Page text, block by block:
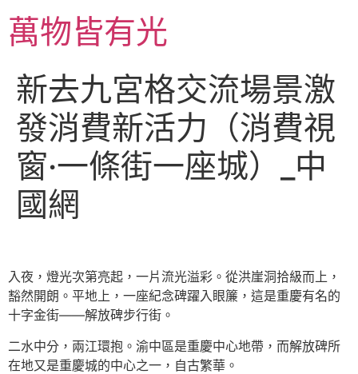
主萬物皆有光
新去九宮格交流場景激
發消費新活力（消費視
窗·一條街一座城）_中
國網
入夜，燈光次第亮起，一片流光溢彩。從洪崖洞拾級而上，
豁然開朗。平地上，一座紀念碑躍入眼簾，這是重慶有名的
十字金街——解放碑步行街。
二水中分，兩江環抱。渝中區是重慶中心地帶，而解放碑所
在地又是重慶城的中心之一，自古繁華。